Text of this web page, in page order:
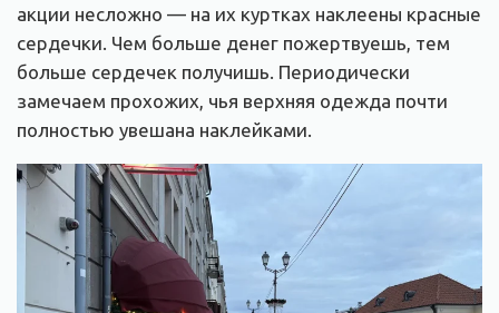
акции несложно — на их куртках наклеены красные
сердечки. Чем больше денег пожертвуешь, тем
больше сердечек получишь. Периодически
замечаем прохожих, чья верхняя одежда почти
полностью увешана наклейками.